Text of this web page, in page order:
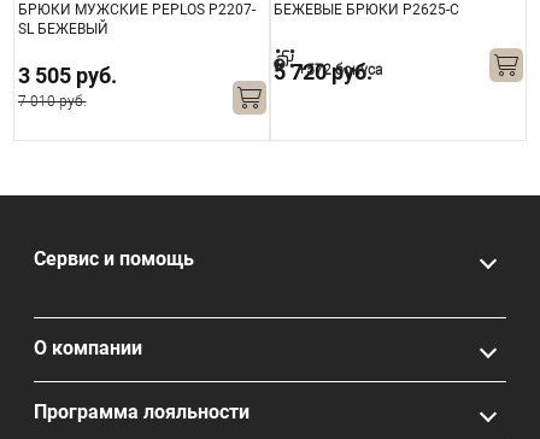
БРЮКИ МУЖСКИЕ PEPLOS P2207-
SL БЕЖЕВЫЙ
3 505 руб.
7 010 руб.
БЕЖЕВЫЕ БРЮКИ P2625-C
5 720 руб.
+572 бонуса
Сервис и помощь
О компании
Программа лояльности